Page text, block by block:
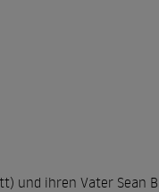
und ihren Vater Sean